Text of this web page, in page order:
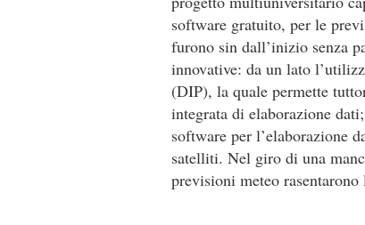
software gratuito, per le
furono sin dall’inizio senza
innovative: da un lato
(DIP), la quale permette
integrata di elaborazione
software per l’elaborazione
satelliti. Nel giro di una
previsioni meteo